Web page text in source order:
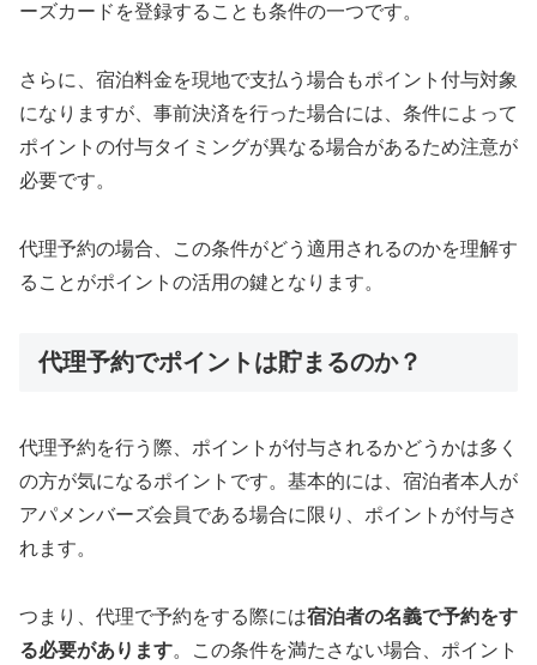
ーズカードを登録することも条件の一つです。
さらに、宿泊料金を現地で支払う場合もポイント付与対象
になりますが、事前決済を行った場合には、条件によって
ポイントの付与タイミングが異なる場合があるため注意が
必要です。
代理予約の場合、この条件がどう適用されるのかを理解す
ることがポイントの活用の鍵となります。
代理予約でポイントは貯まるのか？
代理予約を行う際、ポイントが付与されるかどうかは多く
の方が気になるポイントです。基本的には、宿泊者本人が
アパメンバーズ会員である場合に限り、ポイントが付与さ
れます。
つまり、代理で予約をする際には宿泊者の名義で予約をす
る必要があります。この条件を満たさない場合、ポイント